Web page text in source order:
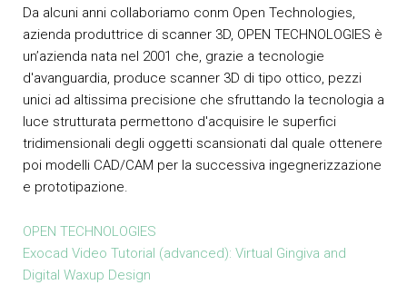
Da alcuni anni collaboriamo conm Open Technologies,
azienda produttrice di scanner 3D, OPEN TECHNOLOGIES è
un’azienda nata nel 2001 che, grazie a tecnologie
d'avanguardia, produce scanner 3D di tipo ottico, pezzi
unici ad altissima precisione che sfruttando la tecnologia a
luce strutturata permettono d'acquisire le superfici
tridimensionali degli oggetti scansionati dal quale ottenere
poi modelli CAD/CAM per la successiva ingegnerizzazione
e prototipazione.
OPEN TECHNOLOGIES
Exocad Video Tutorial (advanced): Virtual Gingiva and
Digital Waxup Design